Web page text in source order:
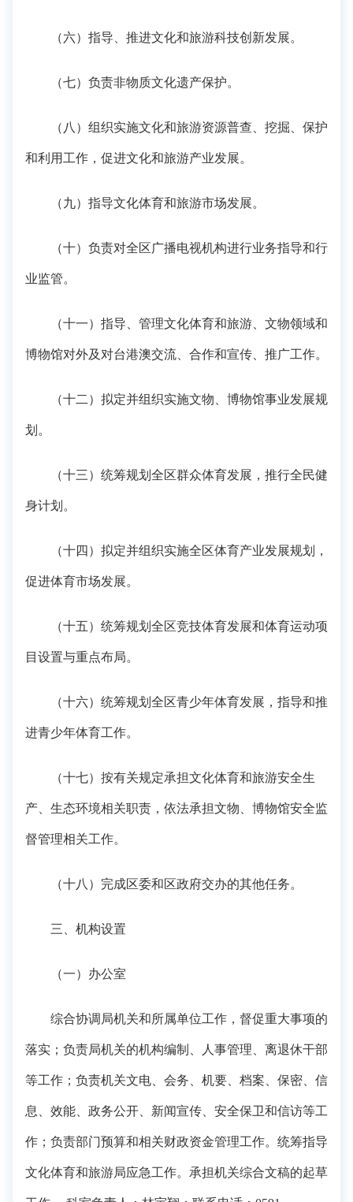
（六）指导、推进文化和旅游科技创新发展。
（七）负责非物质文化遗产保护。
（八）组织实施文化和旅游资源普查、挖掘、保护
和利用工作，促进文化和旅游产业发展。
（九）指导文化体育和旅游市场发展。
（十）负责对全区广播电视机构进行业务指导和行
业监管。
（十一）指导、管理文化体育和旅游、文物领域和
博物馆对外及对台港澳交流、合作和宣传、推广工作。
（十二）拟定并组织实施文物、博物馆事业发展规
划。
（十三）统筹规划全区群众体育发展，推行全民健
身计划。
（十四）拟定并组织实施全区体育产业发展规划，
促进体育市场发展。
（十五）统筹规划全区竞技体育发展和体育运动项
目设置与重点布局。
（十六）统筹规划全区青少年体育发展，指导和推
进青少年体育工作。
（十七）按有关规定承担文化体育和旅游安全生
产、生态环境相关职责，依法承担文物、博物馆安全监
督管理相关工作。
（十八）完成区委和区政府交办的其他任务。
三、机构设置
（一）办公室
综合协调局机关和所属单位工作，督促重大事项的
落实；负责局机关的机构编制、人事管理、离退休干部
等工作；负责机关文电、会务、机要、档案、保密、信
息、效能、政务公开、新闻宣传、安全保卫和信访等工
作；负责部门预算和相关财政资金管理工作。统筹指导
文化体育和旅游局应急工作。承担机关综合文稿的起草